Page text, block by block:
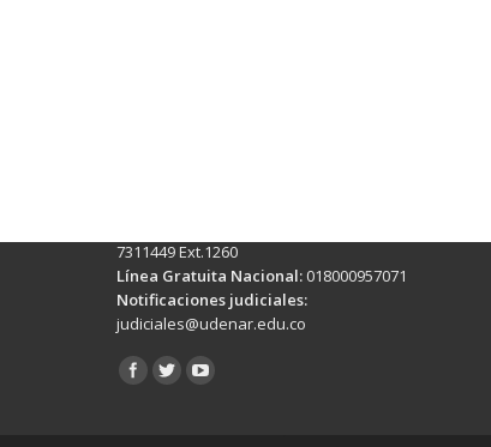
7311449 Ext.1260
Línea Gratuita Nacional: 018000957071
Notificaciones judiciales:
judiciales@udenar.edu.co
Encuéntranos en: